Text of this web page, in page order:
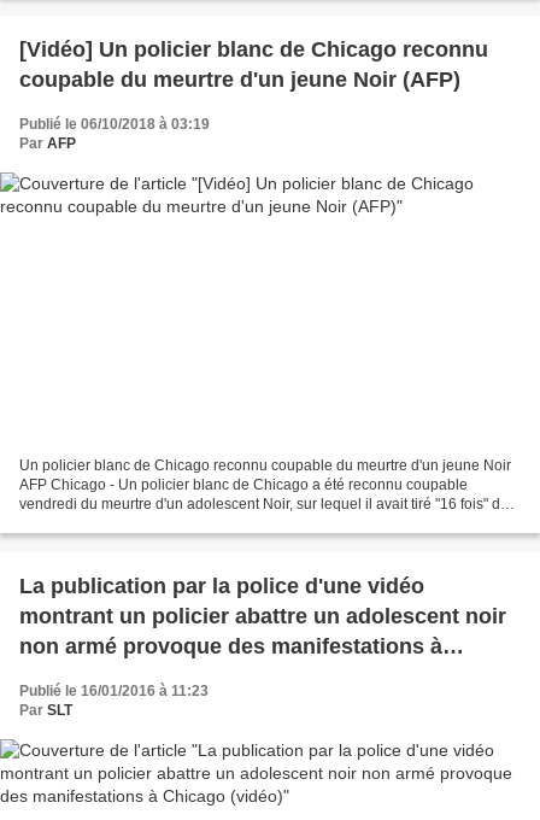
[Vidéo] Un policier blanc de Chicago reconnu
coupable du meurtre d'un jeune Noir (AFP)
Publié le 06/10/2018 à 03:19
Par AFP
Un policier blanc de Chicago reconnu coupable du meurtre d'un jeune Noir
AFP Chicago - Un policier blanc de Chicago a été reconnu coupable
vendredi du meurtre d'un adolescent Noir, sur lequel il avait tiré "16 fois" de
La publication par la police d'une vidéo
montrant un policier abattre un adolescent noir
non armé provoque des manifestations à
Chicago (vidéo)
Publié le 16/01/2016 à 11:23
Par SLT